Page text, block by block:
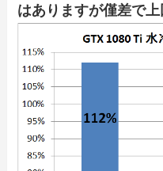
はありますが僅差で上